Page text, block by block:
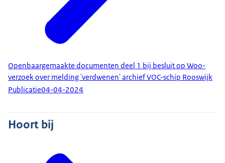
Openbaargemaakte documenten deel 1 bij besluit op Woo-
verzoek over melding 'verdwenen' archief VOC-schip Rooswijk
Publicatie04-04-2024
Hoort bij